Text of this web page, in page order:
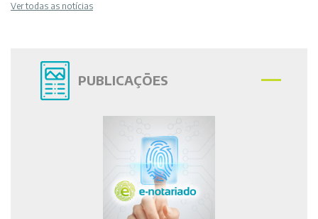
Ver todas as notícias
PUBLICAÇÕES